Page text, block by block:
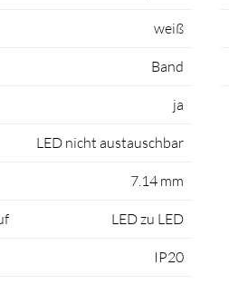
weiß
Band
ja
LED nicht austauschbar
7.14 mm
LED zu LED
IP20